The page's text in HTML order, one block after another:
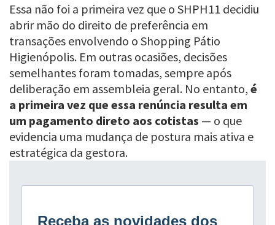
Essa não foi a primeira vez que o SHPH11 decidiu
abrir mão do direito de preferência em
transações envolvendo o Shopping Pátio
Higienópolis. Em outras ocasiões, decisões
semelhantes foram tomadas, sempre após
deliberação em assembleia geral. No entanto, é
a primeira vez que essa renúncia resulta em
um pagamento direto aos cotistas — o que
evidencia uma mudança de postura mais ativa e
estratégica da gestora.